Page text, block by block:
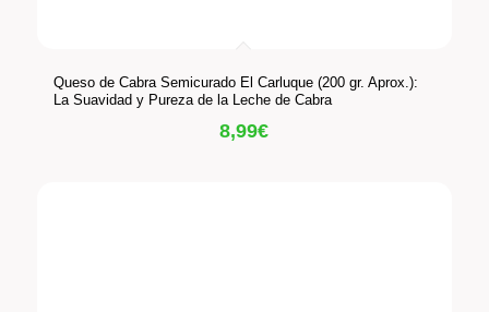
Queso de Cabra Semicurado El Carluque (200 gr. Aprox.):
La Suavidad y Pureza de la Leche de Cabra
8,99€